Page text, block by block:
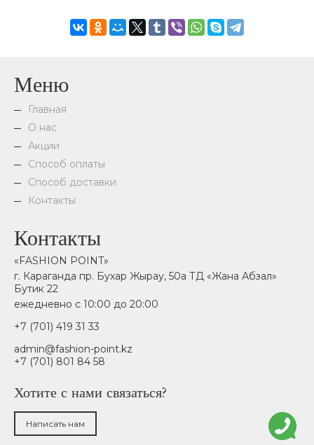
Меню
Главная
О нас
Акции
Способ оплаты
Способ доставки
Контакты
Контакты
«FASHION POINT»
г. Караганда пр. Бухар Жырау, 50а ТД «Жана Абзал»
Бутик 22
ежедневно с 10:00 до 20:00
+7 (701) 419 31 33
admin@fashion-point.kz
+7 (701) 801 84 58
Хотите с нами связаться?
Написать нам